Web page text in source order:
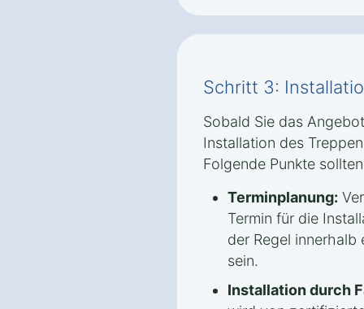
Schritt 3:
Sobald Sie das
Installation des
Folgende Punkte
Terminplanung:
Termin für die
der Regel innerhalb
sein.
Installation durch